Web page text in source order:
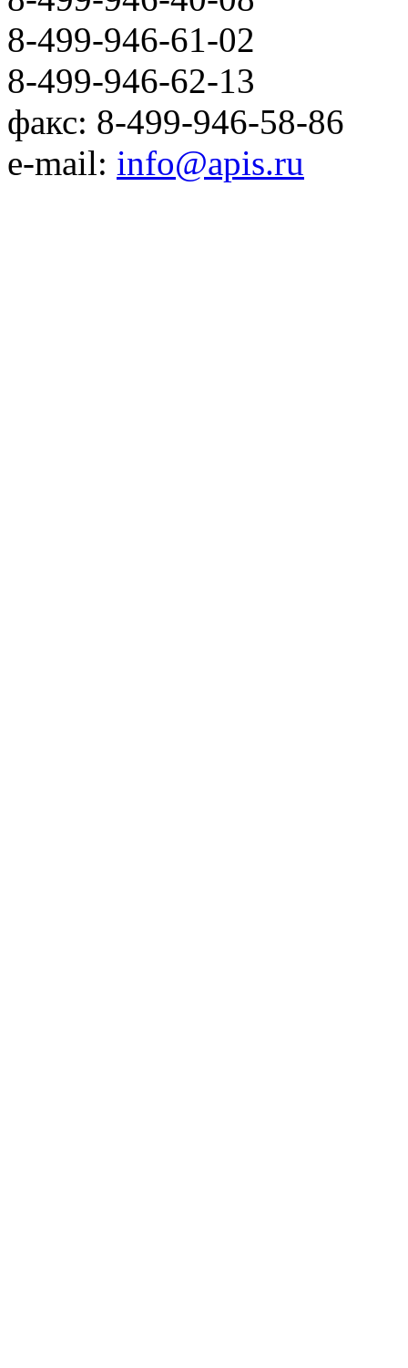
8-499-946-61-02
8-499-946-62-13
факс: 8-499-946-58-86
e-mail: info@apis.ru